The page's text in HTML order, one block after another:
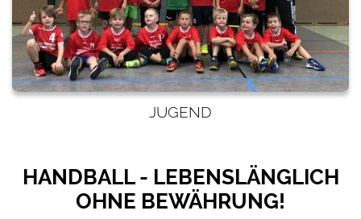
JUGEND
HANDBALL - LEBENSLÄNGLICH
OHNE BEWÄHRUNG!